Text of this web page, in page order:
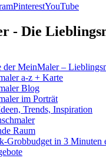
PinterestYouTube
- Die
der MeinMaler –
a-z + Karte
Blog
im Porträt
Trends, Inspiration
Raum
Grobbudget in 3 Minuten